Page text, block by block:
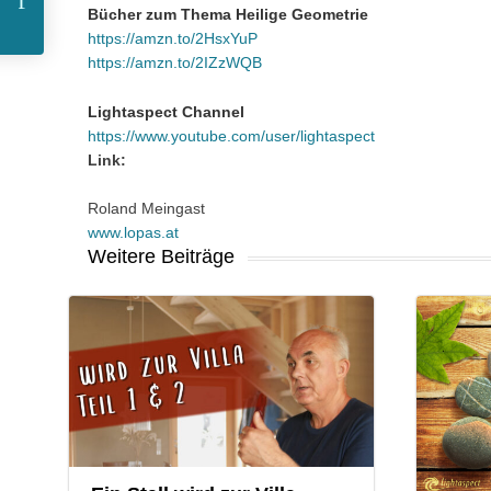
Bücher zum Thema Heilige Geometrie
https://amzn.to/2HsxYuP
https://amzn.to/2IZzWQB
Lightaspect Channel
https://www.youtube.com/user/lightaspect
Link:
Roland Meingast
www.lopas.at
Weitere Beiträge
COMMENTS:
Anwendungsgebiete